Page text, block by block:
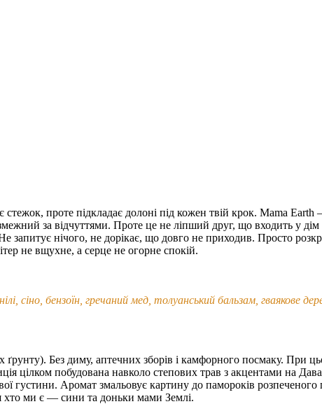
проте підкладає долоні під кожен твій крок. Mama
за відчуттями. Проте це не ліпший друг, що входить у
нічого, не дорікає, що довго не приходив. Просто
не вщухне, а серце не огорне спокій.
сіно, бензоїн, гречаний мед, толуанський бальзам, гваякове
Без диму, аптечних зборів і камфорного посмаку. При
цілком побудована навколо степових трав з акцентами на
густини. Аромат змальовує картину до памороків
хто ми є — сини та доньки мами Землі.